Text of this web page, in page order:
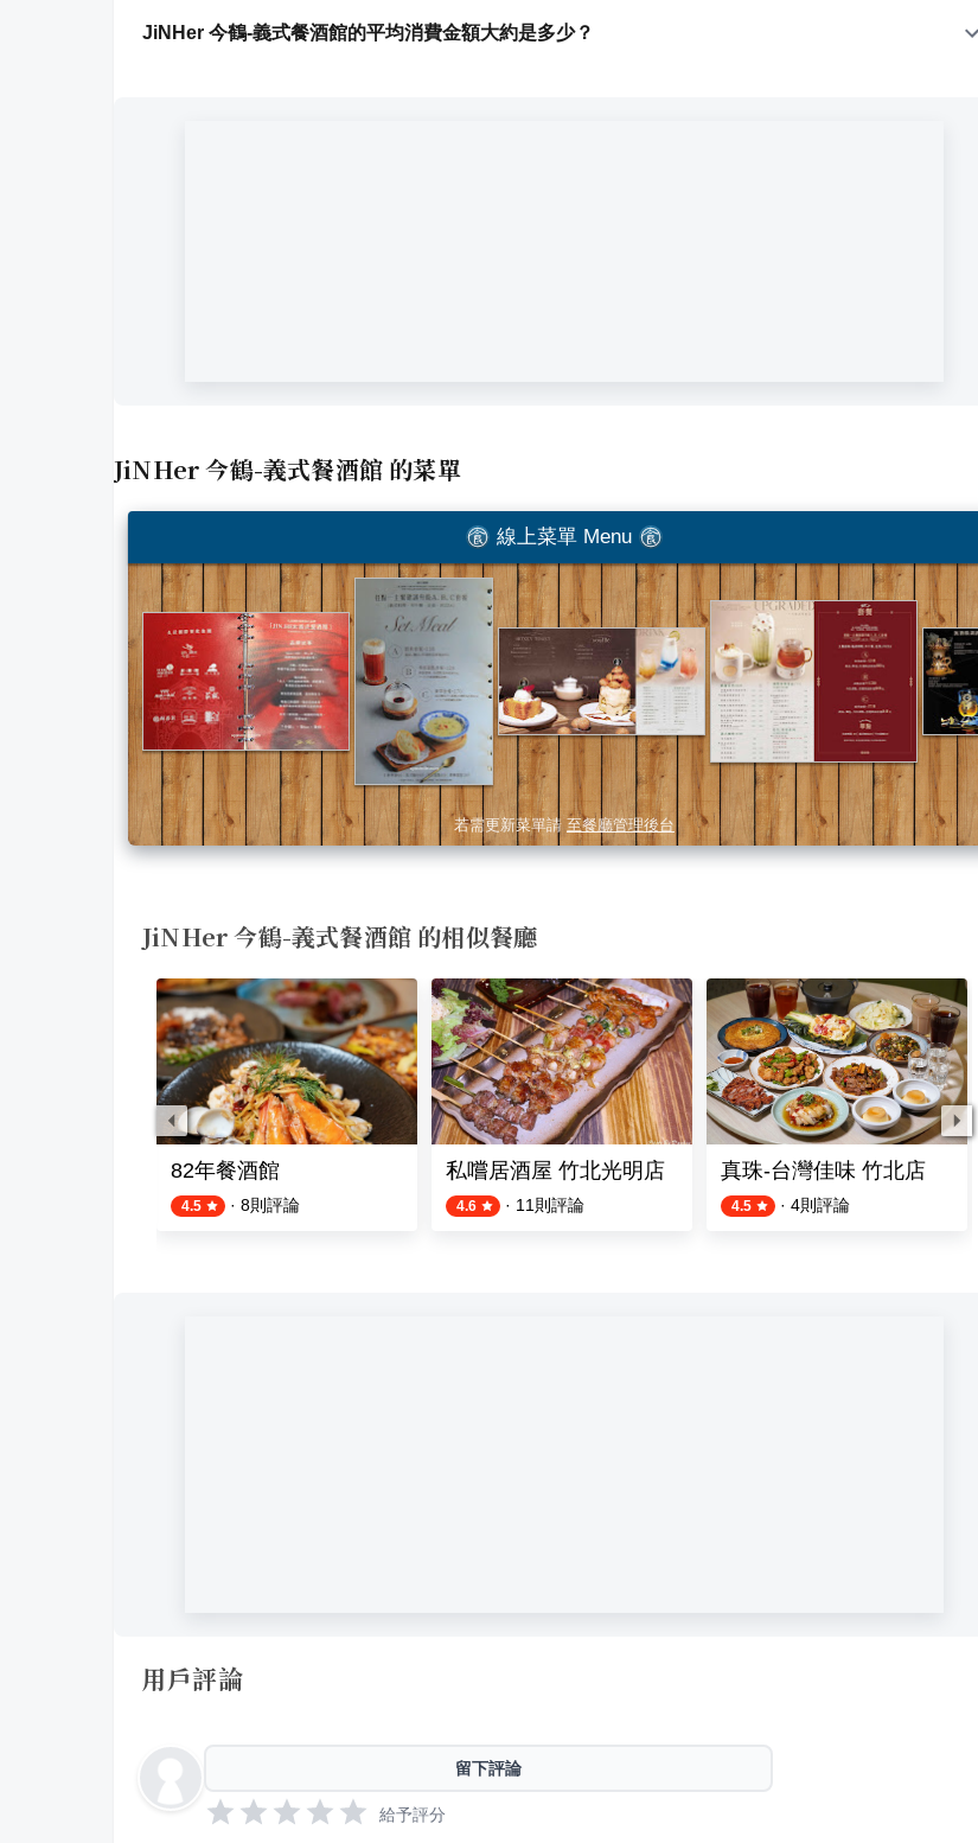
JiNHer 今鶴-義式餐酒館的平均消費金額大約是多少？
JiNHer 今鶴-義式餐酒館 的菜單
線上菜單 Menu
若需更新菜單請 至餐廳管理後台
JiNHer 今鶴-義式餐酒館 的相似餐廳
82年餐酒館
4.5 · 8則評論
私嚐居酒屋 竹北光明店
4.6 · 11 則評論
真珠-台灣佳味 竹北店
4.5 · 4則評論
用戶評論
留下評論
給予評分